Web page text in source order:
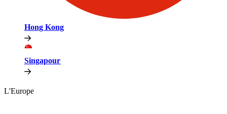
Hong Kong​​
Singapour​​
L'Europe​​